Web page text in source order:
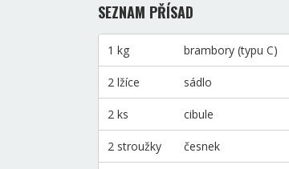
SEZNAM PŘÍSAD
1 kg brambory (typu C)
2 lžíce sádlo
2 ks cibule
2 stroužky česnek